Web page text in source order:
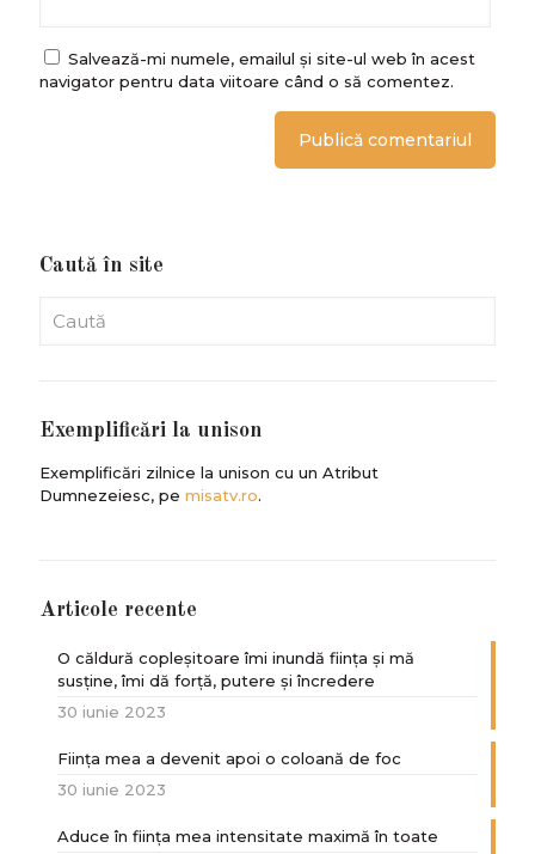
Salvează-mi numele, emailul și site-ul web în acest
navigator pentru data viitoare când o să comentez.
Caută în site
Exemplificări la unison
Exemplificări zilnice la unison cu un Atribut
Dumnezeiesc, pe misatv.ro.
Articole recente
O căldură copleșitoare îmi inundă ființa și mă
susține, îmi dă forță, putere și încredere
30 iunie 2023
Ființa mea a devenit apoi o coloană de foc
30 iunie 2023
Aduce în ființa mea intensitate maximă în toate